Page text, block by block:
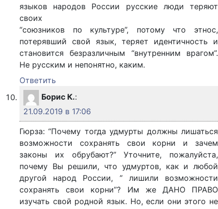
языков народов России русские люди теряют
своих
“союзников по культуре”, потому что этнос,
потерявший свой язык, теряет идентичность и
становится безразличным “внутренним врагом”.
Не русским и непонятно, каким.
Ответить
Борис К.:
21.09.2019 в 17:06
Гюрза: “Почему тогда удмурты должны лишаться
возможности сохранять свои корни и зачем
законы их обрубают?” Уточните, пожалуйста,
почему Вы решили, что удмуртов, как и любой
другой народ России, ” лишили возможности
сохранять свои корни”? Им же ДАНО ПРАВО
изучать свой родной язык. Но, если они этого не